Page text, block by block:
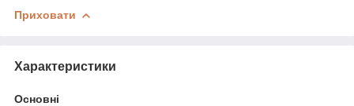
Приховати
Характеристики
Основні